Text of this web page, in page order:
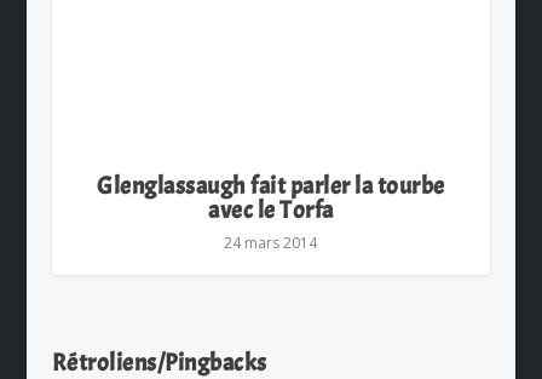
Glenglassaugh fait parler la tourbe
avec le Torfa
24 mars 2014
Rétroliens/Pingbacks